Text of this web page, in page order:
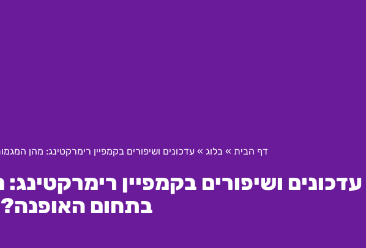
דף הבית »בלוג »עדכונים ושיפורים בקמפיין רימרקטינג: מהן
עדכונים ושיפורים בקמפיין
בתחום האופנה?